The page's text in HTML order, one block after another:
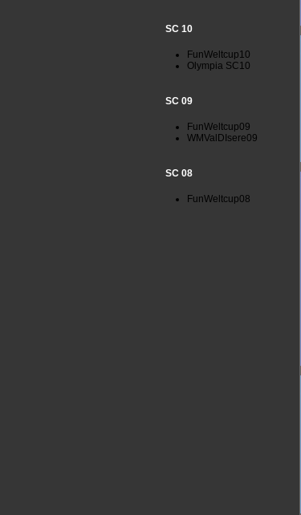
SC 10
FunWeltcup10
Olympia SC10
SC 09
FunWeltcup09
WMValDIsere09
SC 08
FunWeltcup08